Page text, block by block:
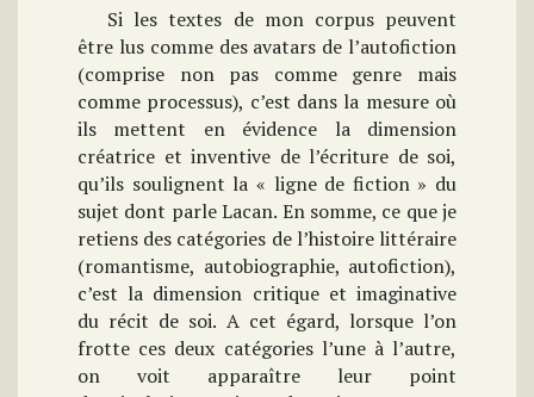
Si les textes de mon corpus peuvent
être lus comme des avatars de l’autofiction
(comprise non pas comme genre mais
comme processus), c’est dans la mesure où
ils mettent en évidence la dimension
créatrice et inventive de l’écriture de soi,
qu’ils soulignent la « ligne de fiction » du
sujet dont parle Lacan. En somme, ce que je
retiens des catégories de l’histoire littéraire
(romantisme, autobiographie, autofiction),
c’est la dimension critique et imaginative
du récit de soi. A cet égard, lorsque l’on
frotte ces deux catégories l’une à l’autre,
on voit apparaître leur point